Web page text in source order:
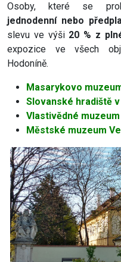
Osoby, které se
jednodenní nebo
slevu ve výši 20 % z
expozice ve všech
Hodoníně.
Masarykovo
Slovanské hradiště
Vlastivědné
Městské muzeum